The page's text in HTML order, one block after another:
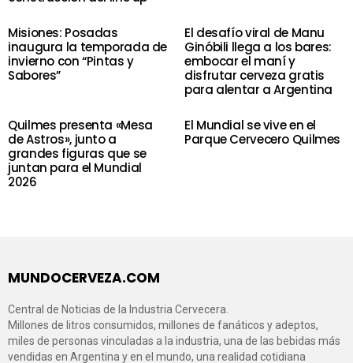
Misiones: Posadas
inaugura la temporada de
invierno con “Pintas y
Sabores”
El desafío viral de Manu
Ginóbili llega a los bares:
embocar el maní y
disfrutar cerveza gratis
para alentar a Argentina
Quilmes presenta «Mesa
de Astros», junto a
grandes figuras que se
juntan para el Mundial
2026
El Mundial se vive en el
Parque Cervecero Quilmes
MUNDOCERVEZA.COM
Central de Noticias de la Industria Cervecera.
Millones de litros consumidos, millones de fanáticos y adeptos,
miles de personas vinculadas a la industria, una de las bebidas más
vendidas en Argentina y en el mundo, una realidad cotidiana